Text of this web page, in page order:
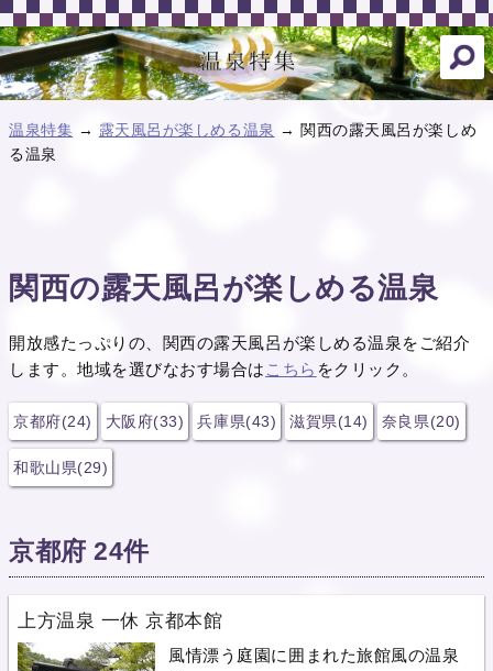
温泉特集 → 露天風呂が楽しめる温泉 → 関西の露天風呂が楽しめ
る温泉
関西の露天風呂が楽しめる温泉
開放感たっぷりの、関西の露天風呂が楽しめる温泉をご紹介
します。地域を選びなおす場合は こちら をクリック。
京都府(24) 大阪府(33) 兵庫県(43) 滋賀県(14) 奈良県(20)
和歌山県(29)
京都府 24件
上方温泉 一休 京都本館
風情漂う庭園に囲まれた旅館風の温泉